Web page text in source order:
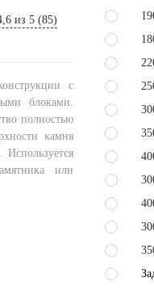
из 5 (85)
с
блоками.
полностью
камня
или